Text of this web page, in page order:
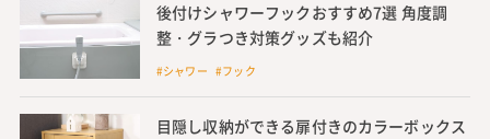
後付けシャワーフックおすすめ7選 角度調
整・グラつき対策グッズも紹介
#シャワー #フック
目隠し収納ができる扉付きのカラーボックス